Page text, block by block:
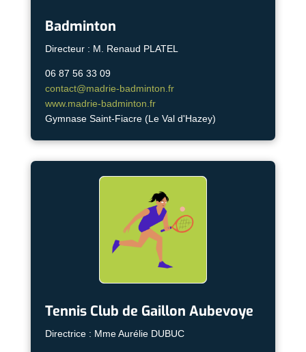
Badminton
Directeur : M. Renaud PLATEL
06 87 56 33 09
contact@madrie-badminton.fr
www.madrie-badminton.fr
Gymnase Saint-Fiacre (Le Val d'Hazey)
Tennis Club de Gaillon Aubevoye
Directrice : Mme Aurélie DUBUC